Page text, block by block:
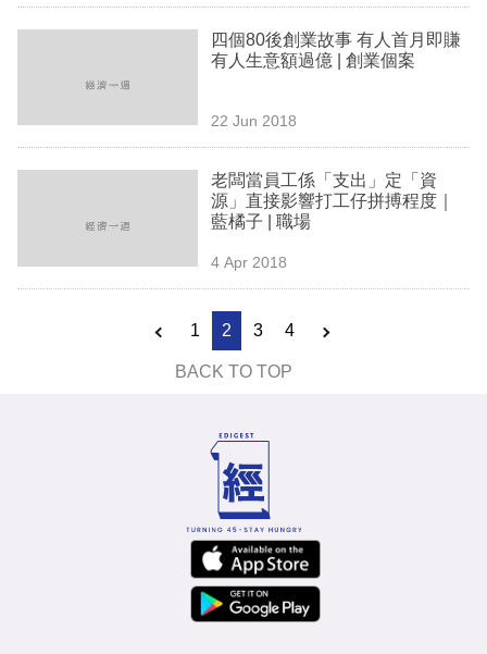
四個80後創業故事 有人首月即賺
有人生意額過億 | 創業個案
22 Jun 2018
老闆當員工係「支出」定「資
源」直接影響打工仔拼搏程度｜
藍橘子 | 職場
4 Apr 2018
1 2 3 4
BACK TO TOP